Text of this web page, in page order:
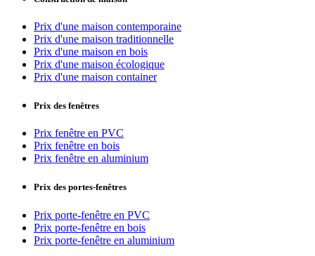
Prix d'une maison contemporaine
Prix d'une maison traditionnelle
Prix d'une maison en bois
Prix d'une maison écologique
Prix d'une maison container
Prix des fenêtres
Prix fenêtre en PVC
Prix fenêtre en bois
Prix fenêtre en aluminium
Prix des portes-fenêtres
Prix porte-fenêtre en PVC
Prix porte-fenêtre en bois
Prix porte-fenêtre en aluminium